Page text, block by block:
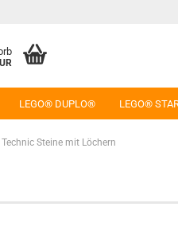
LEGO® DUPLO® LEGO®
Technic Steine mit Löchern